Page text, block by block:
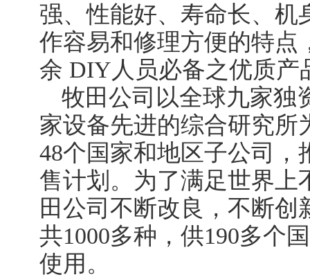
强、性能好、寿命长、机
作容易和修理方便的特点
余 DIY人员必备之优质产
牧田公司以全球九家独
家设备先进的综合研究所
48个国家和地区子公司，
售计划。为了满足世界上
田公司不断改良，不断
共1000多种，供190多个
使用。